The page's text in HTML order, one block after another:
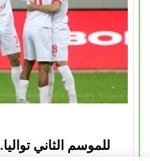
للموسم الثاني